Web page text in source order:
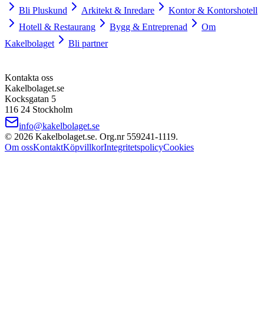
Bli Pluskund
Arkitekt & Inredare
Kontor & Kontorshotell
Hotell & Restaurang
Bygg & Entreprenad
Om
Kakelbolaget
Bli partner
Kontakta oss
Kakelbolaget.se
Kocksgatan 5
116 24 Stockholm
info@kakelbolaget.se
© 2026 Kakelbolaget.se. Org.nr 559241‑1119.
Om ossKontaktKöpvillkorIntegritetspolicyCookies